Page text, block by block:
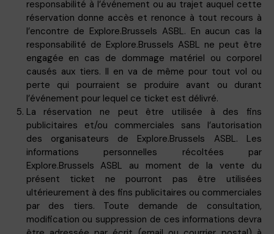
responsabilité à l’événement ou au trajet auquel cette
réservation donne accès et renonce à tout recours à
l’encontre de Explore.Brussels ASBL. En aucun cas la
responsabilité de Explore.Brussels ASBL ne peut être
engagée en cas de dommage matériel ou corporel
causés aux tiers. Il en va de même pour tout vol ou
perte qui pourraient se produire avant ou durant
l’événement pour lequel ce ticket est délivré.
La réservation ne peut être utilisée à des fins
publicitaires et/ou commerciales sans l’autorisation
des organisateurs de Explore.Brussels ASBL. Les
informations personnelles récoltées par
Explore.Brussels ASBL au moment de la vente du
présent ticket ne pourront pas être utilisées
ultérieurement à des fins publicitaires ou commerciales
par des tiers. Toute demande de consultation,
modification ou suppression de ces informations devra